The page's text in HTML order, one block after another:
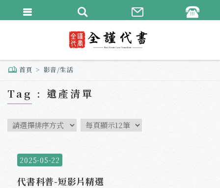
首頁 影音/生活
Tag : 遺產清單
2025-05-22
代書科普-短影片精選
繁體中文
English